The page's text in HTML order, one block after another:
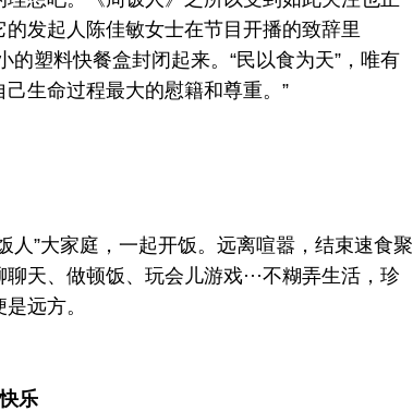
发起人陈佳敏女士在节目开播的致辞里
的塑料快餐盒封闭起来。“民以食为天”，唯有
生命过程最大的慰籍和尊重。”
人”大家庭，一起开饭。远离喧嚣，结束速食聚
天、做顿饭、玩会儿游戏···不糊弄生活，珍
远方。
乐